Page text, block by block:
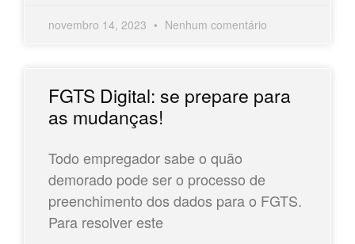
novembro 14, 2023 Nenhum comentário
FGTS Digital: se prepare para
as mudanças!
Todo empregador sabe o quão
demorado pode ser o processo de
preenchimento dos dados para o FGTS.
Para resolver este